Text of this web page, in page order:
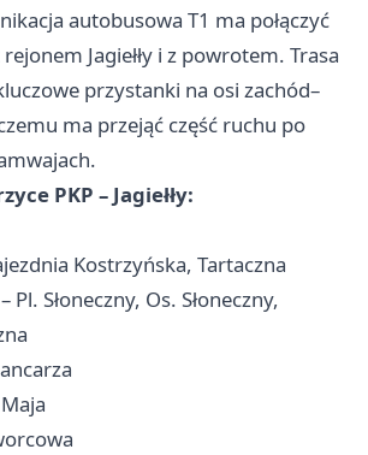
autobusowa T1 ma połączyć
Jagiełły i z powrotem. Trasa
przystanki na osi zachód–
ma przejąć część ruchu po
PKP – Jagiełły:
Kostrzyńska, Tartaczna
Słoneczny, Os. Słoneczny,